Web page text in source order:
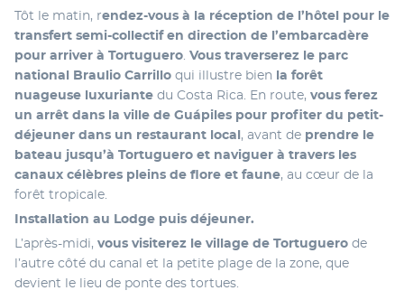
Tôt le matin, rendez-vous à la réception de l’hôtel pour le
transfert semi-collectif en direction de l’embarcadère
pour arriver à Tortuguero Vous traverserez le parc
national Braulio Carrillo qui illustre bien la forêt
nuageuse luxuriante du Costa Rica. En route, vous ferez
un arrêt dans la ville de Guápiles pour profiter du petit-
déjeuner dans un restaurant local , avant de prendre le
bateau jusqu’à Tortuguero et naviguer à travers les
canaux célèbres pleins de flore et faune, au cœur de la
forêt tropicale.
Installation au Lodge puis déjeuner.
L’après-midi, vous visiterez le village de Tortuguero de
l’autre côté du canal et la petite plage de la zone, que
devient le lieu de ponte des tortues.